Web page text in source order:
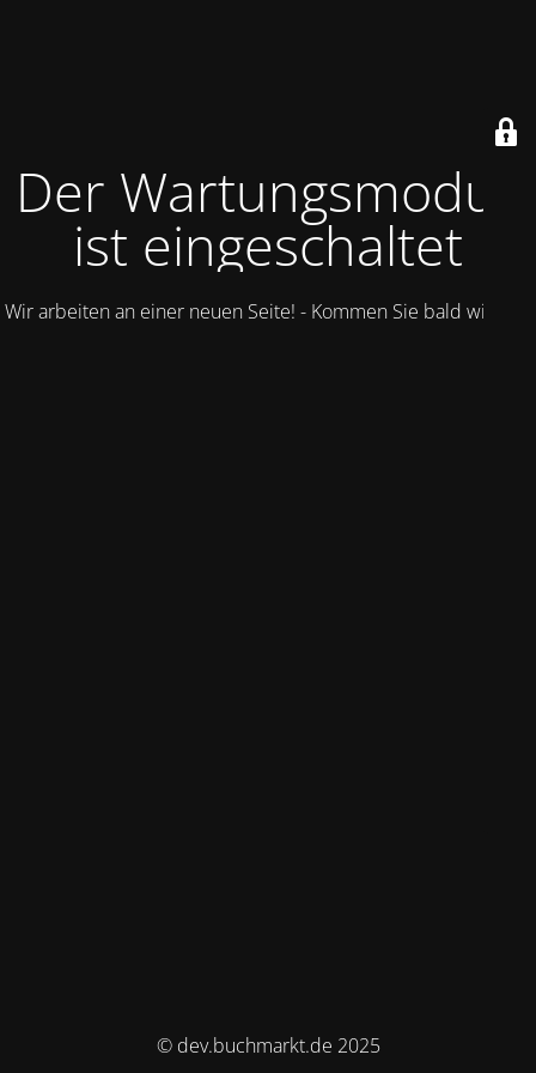
Der Wartungsmodus
ist eingeschaltet
Wir arbeiten an einer neuen Seite! - Kommen Sie bald wieder.
© dev.buchmarkt.de 2025